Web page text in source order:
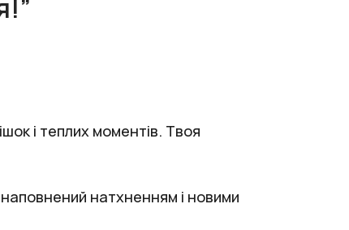
і теплих моментів. Твоя
натхненням і новими